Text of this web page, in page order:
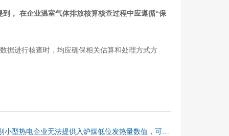
， 在企业温室气体排放核算核查过程中应遵循“保
据进行核查时，均应确保相关估算和处理方式方
全国碳市场百问百答⑧ | 个别小型热电企业无法提供入炉煤低位发热量数值，可否用入厂煤低位发热量代替入炉煤低位发热量？